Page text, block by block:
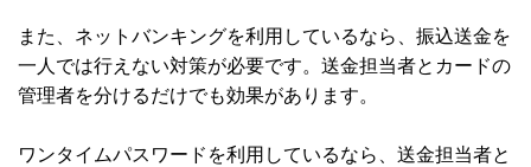
また、ネットバンキングを利用しているなら、振込送金を
一人では行えない対策が必要です。送金担当者とカードの
管理者を分けるだけでも効果があります。
ワンタイムパスワードを利用しているなら、送金担当者と